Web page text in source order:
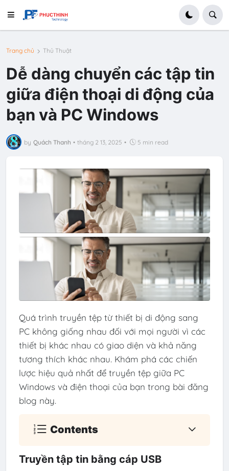
Trang chủ Thủ Thuật
Dễ dàng chuyển các tập tin
giữa điện thoại di động của
bạn và PC Windows
by Quách Thanh • tháng 2 13, 2025 • 5 min read
Quá trình truyền tệp từ thiết bị di động sang
PC không giống nhau đối với mọi người vì các
thiết bị khác nhau có giao diện và khả năng
tương thích khác nhau. Khám phá các chiến
lược hiệu quả nhất để truyền tệp giữa PC
Windows và điện thoại của bạn trong bài đăng
blog này.
Contents
Truyền tập tin bằng cáp USB